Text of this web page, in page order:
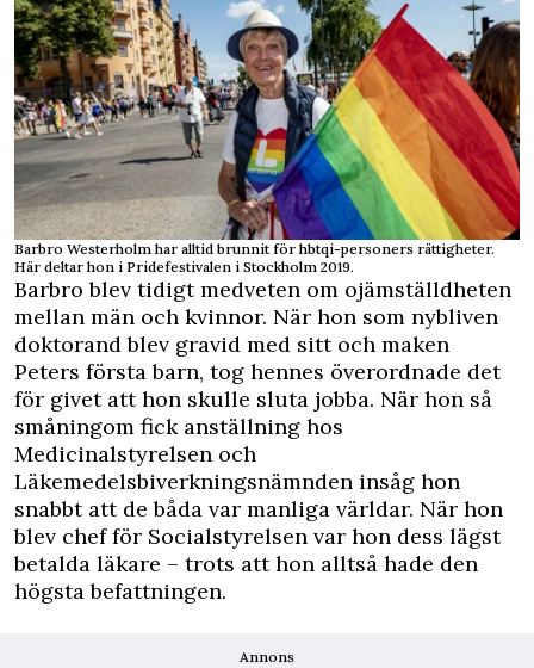
Barbro Westerholm har alltid brunnit för hbtqi-personers rättigheter.
Här deltar hon i Pridefestivalen i Stockholm 2019.
Barbro blev tidigt medveten om ojämställdheten
mellan män och kvinnor. När hon som nybliven
doktorand blev gravid med sitt och maken
Peters första barn, tog hennes överordnade det
för givet att hon skulle sluta jobba. När hon så
småningom fick anställning hos
Medicinalstyrelsen och
Läkemedelsbiverkningsnämnden insåg hon
snabbt att de båda var manliga världar. När hon
blev chef för Socialstyrelsen var hon dess lägst
betalda läkare – trots att hon alltså hade den
högsta befattningen.
Annons